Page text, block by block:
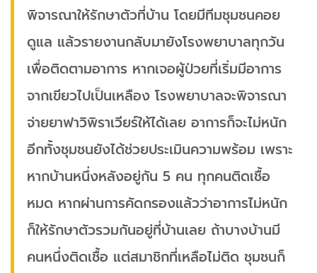
พิจารณาให้รักษาตัวที่บ้าน โดยมีทีมชุมชนคอย
ดูแล แล้วรายงานกลับมายังโรงพยาบาลทุกวัน
เพื่อติดตามอาการ หากเจอผู้ป่วยที่เริ่มมีอาการ
จากเขียวไปเป็นเหลือง โรงพยาบาลจะพิจารณา
จ่ายยาฟาวิพิราเวียร์ให้ได้เลย อาการก็จะไม่หนัก
อีกทั้งชุมชนยังได้ช่วยประเมินความพร้อม เพราะ
หากบ้านหนึ่งหลังอยู่กัน 5 คน ทุกคนติดเชื้อ
หมด หากผ่านการคัดกรองแล้วว่าอาการไม่หนัก
ก็ให้รักษาตัวรวมกันอยู่ที่บ้านเลย ถ้าบางบ้านมี
คนหนึ่งติดเชื้อ แต่สมาชิกที่เหลือไม่ติด ชุมชนก็